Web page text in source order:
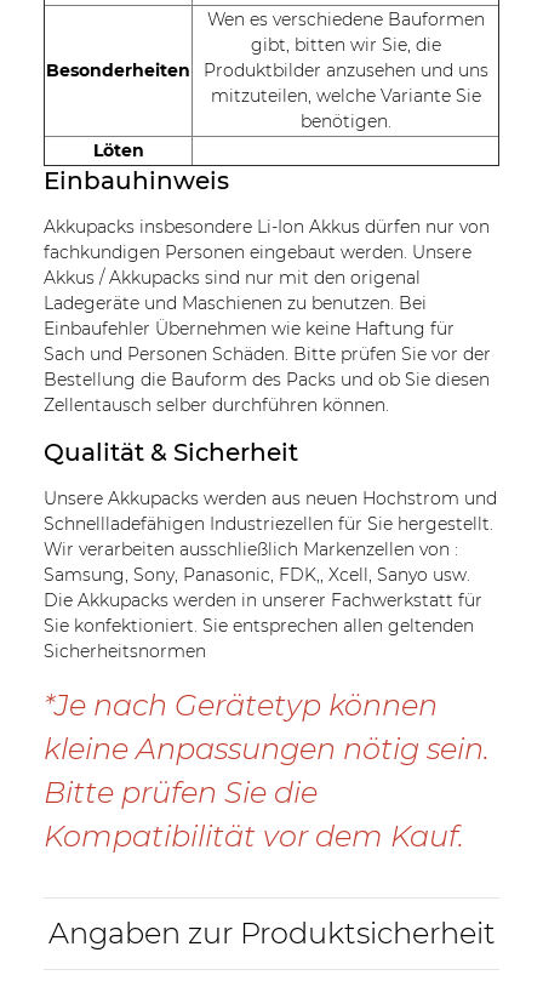
Besonderheiten
Wen es verschiedene Bauformen
gibt, bitten wir Sie, die
Produktbilder anzusehen und uns
mitzuteilen, welche Variante Sie
benötigen.
Löten
Einbauhinweis
Akkupacks insbesondere Li-Ion Akkus dürfen nur von
fachkundigen Personen eingebaut werden. Unsere
Akkus / Akkupacks sind nur mit den origenal
Ladegeräte und Maschienen zu benutzen. Bei
Einbaufehler Übernehmen wie keine Haftung für
Sach und Personen Schäden. Bitte prüfen Sie vor der
Bestellung die Bauform des Packs und ob Sie diesen
Zellentausch selber durchführen können.
Qualität & Sicherheit
Unsere Akkupacks werden aus neuen Hochstrom und
Schnellladefähigen Industriezellen für Sie hergestellt.
Wir verarbeiten ausschließlich Markenzellen von :
Samsung, Sony, Panasonic, FDK,, Xcell, Sanyo usw.
Die Akkupacks werden in unserer Fachwerkstatt für
Sie konfektioniert. Sie entsprechen allen geltenden
Sicherheitsnormen
*Je nach Gerätetyp können
kleine Anpassungen nötig sein.
Bitte prüfen Sie die
Kompatibilität vor dem Kauf.
Angaben zur Produktsicherheit